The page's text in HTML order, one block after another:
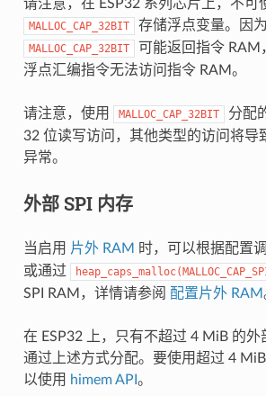
请注意，在 ESP32 系列芯片上，不可
MALLOC_CAP_32BIT 存储浮点变量。因为
MALLOC_CAP_32BIT
可能返回指令 RAM
浮点汇编指令无法访问指令 RAM。
请注意，使用 MALLOC_CAP_32BIT 分配
32 位读写访问，其他类型的访问将导
异常。
外部 SPI 内存
当启用 片外 RAM 时，可以根据配置
或通过
SPI RAM，详情请参阅 配置片外 RAM
在 ESP32 上，只有不超过 4 MiB 的外
通过上述方式分配。要使用超过 4 MiB
以使用 himem API 。